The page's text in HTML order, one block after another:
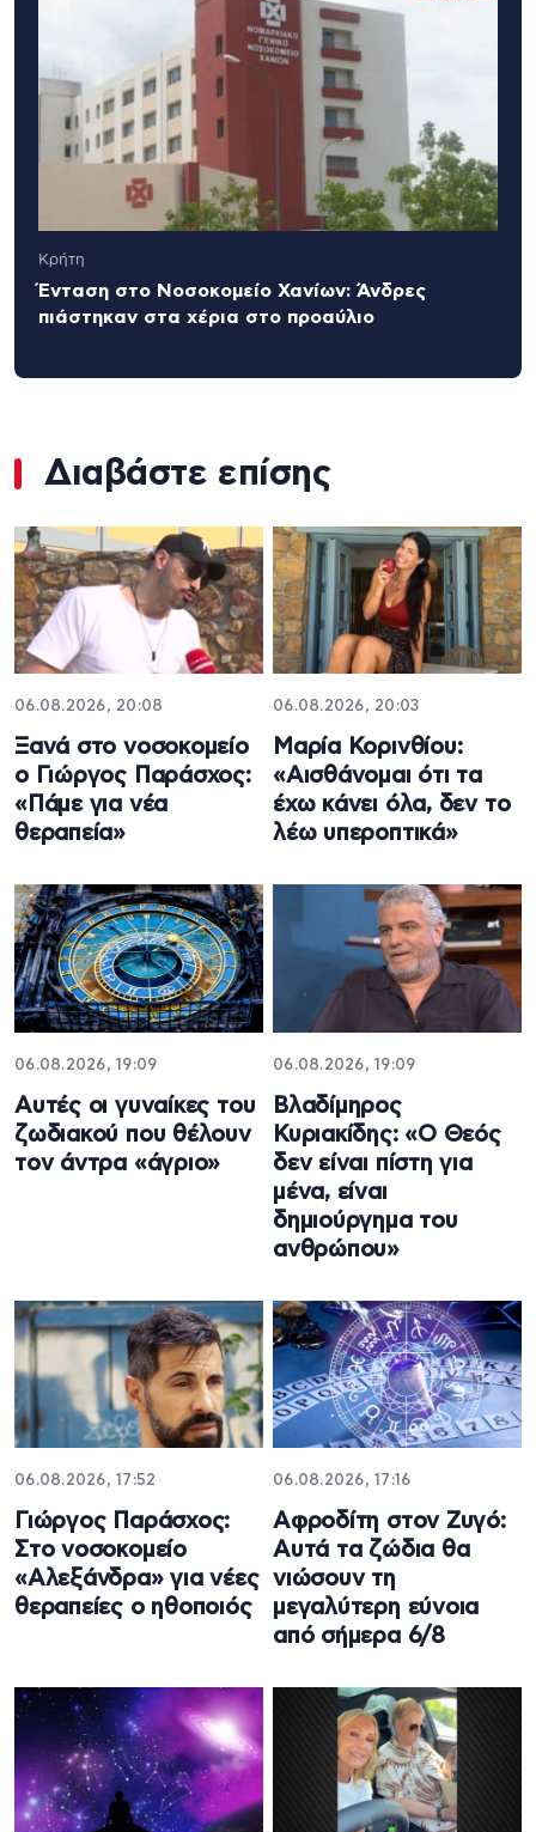
Κρήτη
Ένταση στο Νοσοκομείο Χανίων: Άνδρες
πιάστηκαν στα χέρια στο προαύλιο
Διαβάστε επίσης
06.08.2026, 20:08
Ξανά στο νοσοκομείο
ο Γιώργος Παράσχος:
«Πάμε για νέα
θεραπεία»
06.08.2026, 20:03
Μαρία Κορινθίου:
«Αισθάνομαι ότι τα
έχω κάνει όλα, δεν το
λέω υπεροπτικά»
06.08.2026, 19:09
Αυτές οι γυναίκες του
ζωδιακού που θέλουν
τον άντρα «άγριο»
06.08.2026, 19:09
Βλαδίμηρος
Κυριακίδης: «Ο Θεός
δεν είναι πίστη για
μένα, είναι
δημιούργημα του
ανθρώπου»
06.08.2026, 17:52
Γιώργος Παράσχος:
Στο νοσοκομείο
«Αλεξάνδρα» για νέες
θεραπείες ο ηθοποιός
06.08.2026, 17:16
Αφροδίτη στον Ζυγό:
Αυτά τα ζώδια θα
νιώσουν τη
μεγαλύτερη εύνοια
από σήμερα 6/8